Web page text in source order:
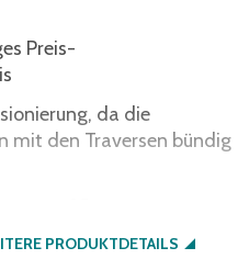
Preis-
da die
mit den Traversen bündig
Anpassung ans
PRODUKTDETAILS